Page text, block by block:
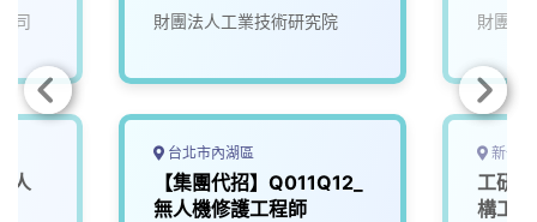
司
人
財團法人工業技術研究院
台北市內湖區
【集團代招】Q011Q12_
無人機修護工程師
財團法
新竹
工研
構工